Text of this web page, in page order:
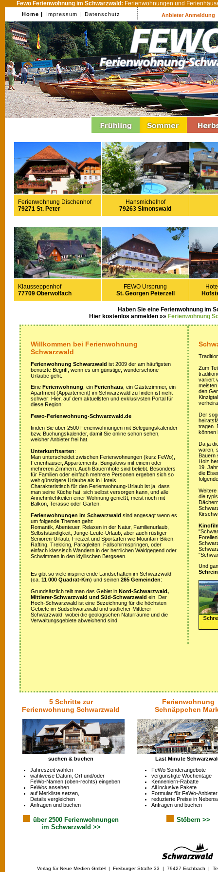
Fewo Ferienwohnung im Schwarzwald: Ferienwohnungen und
Home | Impressum | Datenschutz Anbieter Anmeldung
Ferienwohnung Dischenhof
79271 St. Peter
Hansmichelhof
79263 Simonswald
Klausseppenhof
77709 Oberwolfach
FEWO Ursprung
St. Georgen Peterzell
Haben Sie eine Ferienwohnung im
Hier kostenlos anmelden »» Ferienwohnung
Willkommen bei Ferienwohnung
Schwarzwald
Ferienwohnung Schwarzwald ist 2009 der am häufigsten
benutzte Begriff, wenn es um günstige, wunderschöne
Urlaube geht.
Eine Ferienwohnung , ein Ferienhaus , ein Gästezimmer, ein
Apartment (Appartement) im Schwarzwald zu finden ist nicht
schwer: Hier, auf dem aktuellsten und exklusivsten Portal für
diese Region:
Fewo-Ferienwohnung-Schwarzwald.de
finden Sie über 2500 Ferienwohnungen mit Belegungskalender
bzw. Buchungskalender, damit Sie online schon sehen,
welcher Anbieter frei hat.
Unterkunftsarten:
Man unterscheidet zwischen Ferienwohnungen (kurz FeWo),
Ferienhäuser, Appartements, Bungalows mit einem oder
mehreren Zimmern. Auch Bauernhöfe sind beliebt. Besonders
für Familien oder einfach mehrere Personen ergeben sich so
weit günstigere Urlaube als in Hotels.
Charakteristisch für den Ferienwohnung-Urlaub ist ja, dass
man seine Küche hat, sich selbst versorgen kann, und alle
Annehmlichkeiten einer Wohnung genießt, meist noch mit
Balkon, Terasse oder Garten.
Ferienwohnungen im Schwarzwald sind angesagt wenn es
um folgende Themen geht:
Romantik, Abenteuer, Relaxen in der Natur, Familienurlaub,
Selbstständigkeit, Junge-Leute-Urlaub, aber auch rüstiger
Senioren-Urlaub, Freizeit und Sportarten wie Mountain-Biken,
Rafting, Trekking, Paragleiten, Fallschirmspringen, oder
einfach klassisch Wandern in der herrlichen Waldgegend oder
Schwimmen in den idyllischen Bergseen.
Es gibt so viele inspirierende Landschaften im Schwarzwald
(ca. 11 000 Quadrat-Km) und seinen 265 Gemeinden:
Grundsätzlich teilt man das Gebiet in Nord-Schwarzwald,
Mittlerer-Schwarzwald und Süd-Schwarzwald ein. Der
Hoch-Schwarzwald ist eine Bezeichnung für die höchsten
Gebiete im Südschwarzwald und südlicher Mittlerer
Schwarzwald, wobei die geologischen Naturräume und die
Verwaltungsgebiete abweichend sind.
Zum
variiert
den
Der
tragen.
können
Da ja
waren,
Bauern
Holz
19.
die
Weitere
die
Und
5 Schritte zur
Ferienwohnung Schwarzwald
Ferienwohnung
Schnäppchen
suchen & buchen
Jahreszeit wählen
wahlweise Datum, Ort und/oder
FeWo-Namen (oben-rechts) eingeben
FeWos ansehen
auf Merkliste setzen,
Details vergleichen
Anfragen und buchen
über 2500 Ferienwohnungen
im Schwarzwald >>
Last Minute
FeWo Sonderangebote
vergünstigte Wochentage
Kennenlern-Rabatte
All inclusive Pakete
Formular für FeWo-Anbieter
reduzierte Preise in
Anfragen und buchen
Stöbern >>
Verlag für Neue Medien GmbH | Freiburger Straße 33 | 79427 Eschbach |